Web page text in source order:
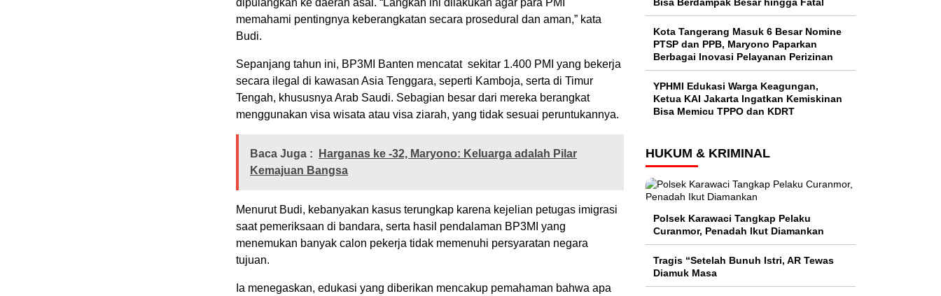
dipulangkan ke daerah asal. “Langkah ini dilakukan agar para PMI
memahami pentingnya keberangkatan secara prosedural dan aman,” kata
Budi.
Sepanjang tahun ini, BP3MI Banten mencatat sekitar 1.400 PMI yang bekerja
secara ilegal di kawasan Asia Tenggara, seperti Kamboja, serta di Timur
Tengah, khususnya Arab Saudi. Sebagian besar dari mereka berangkat
menggunakan visa wisata atau visa ziarah, yang tidak sesuai peruntukannya.
Baca Juga :
Harganas ke -32, Maryono: Keluarga adalah Pilar
Kemajuan Bangsa
Menurut Budi, kebanyakan kasus terungkap karena kejelian petugas imigrasi
saat pemeriksaan di bandara, serta hasil pendalaman BP3MI yang
menemukan banyak calon pekerja tidak memenuhi persyaratan negara
tujuan.
Ia menegaskan, edukasi yang diberikan mencakup pemahaman bahwa apa
Bisa Berdampak Besar hingga Fatal
Kota Tangerang Masuk 6 Besar Nomine
PTSP dan PPB, Maryono Paparkan
Berbagai Inovasi Pelayanan Perizinan
YPHMI Edukasi Warga Keagungan,
Ketua KAI Jakarta Ingatkan Kemiskinan
Bisa Memicu TPPO dan KDRT
HUKUM & KRIMINAL
Polsek Karawaci Tangkap Pelaku
Curanmor, Penadah Ikut Diamankan
Tragis “Setelah Bunuh Istri, AR Tewas
Diamuk Masa